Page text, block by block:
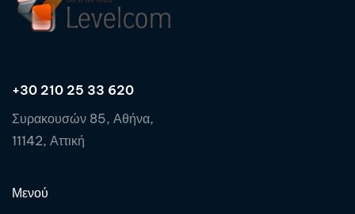
+30 210 25 33 620
Συρακουσών 85, Αθήνα,
11142, Αττική
Μενού